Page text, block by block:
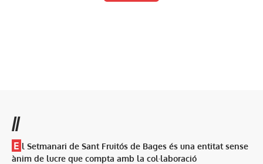
//
E l Setmanari de Sant Fruitós de Bages és una entitat sense
ànim de lucre que compta amb la col·laboració